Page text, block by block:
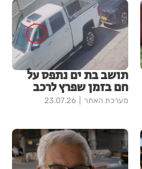
תושב בת ים נתפס על
חם בזמן שפרץ לרכב
מערכת האתר 23.07.26